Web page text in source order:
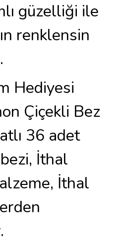
güzelliği ile
renklensin
Hediyesi
Çiçekli Bez
36 adet
İthal
İthal